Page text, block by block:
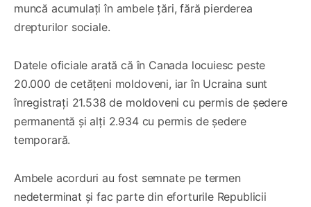
muncă acumulați în ambele țări, fără pierderea
drepturilor sociale.
Datele oficiale arată că în Canada locuiesc peste
20.000 de cetățeni moldoveni, iar în Ucraina sunt
înregistrați 21.538 de moldoveni cu permis de ședere
permanentă și alți 2.934 cu permis de ședere
temporară.
Ambele acorduri au fost semnate pe termen
nedeterminat și fac parte din eforturile Republicii